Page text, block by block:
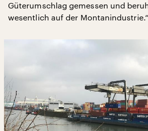
Güterumschlag gemessen und
wesentlich auf der Montanindustrie.“